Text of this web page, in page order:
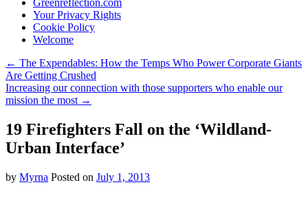
Your Privacy Rights
Cookie Policy
Welcome
← The Expendables: How the Temps Who Power Corporate Giants
Are Getting Crushed
Increasing our connection with those supporters who enable our
mission the most →
19 Firefighters Fall on the ‘Wildland-
Urban Interface’
by Myrna Posted on July 1, 2013